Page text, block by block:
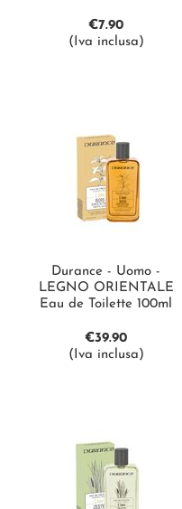
€7.90
(Iva inclusa)
Durance - Uomo -
LEGNO ORIENTALE
Eau de Toilette 100ml
€39.90
(Iva inclusa)